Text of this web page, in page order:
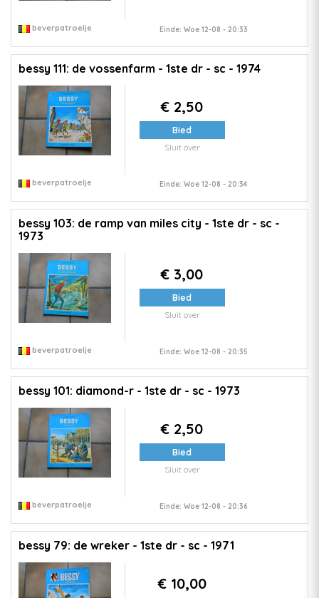
beverpatroelje Einde: Woe 12-08 - 20:33
bessy 111: de vossenfarm - 1ste dr - sc - 1974
€ 2,50
Bied
Sluit over
beverpatroelje Einde: Woe 12-08 - 20:34
bessy 103: de ramp van miles city - 1ste dr - sc -
1973
€ 3,00
Bied
Sluit over
beverpatroelje Einde: Woe 12-08 - 20:35
bessy 101: diamond-r - 1ste dr - sc - 1973
€ 2,50
Bied
Sluit over
beverpatroelje Einde: Woe 12-08 - 20:36
bessy 79: de wreker - 1ste dr - sc - 1971
€ 10,00